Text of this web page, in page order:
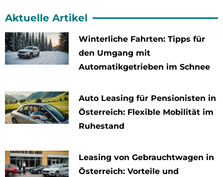
Aktuelle Artikel
Winterliche Fahrten: Tipps für
den Umgang mit
Automatikgetrieben im Schnee
Auto Leasing für Pensionisten in
Österreich: Flexible Mobilität im
Ruhestand
Leasing von Gebrauchtwagen in
Österreich: Vorteile und